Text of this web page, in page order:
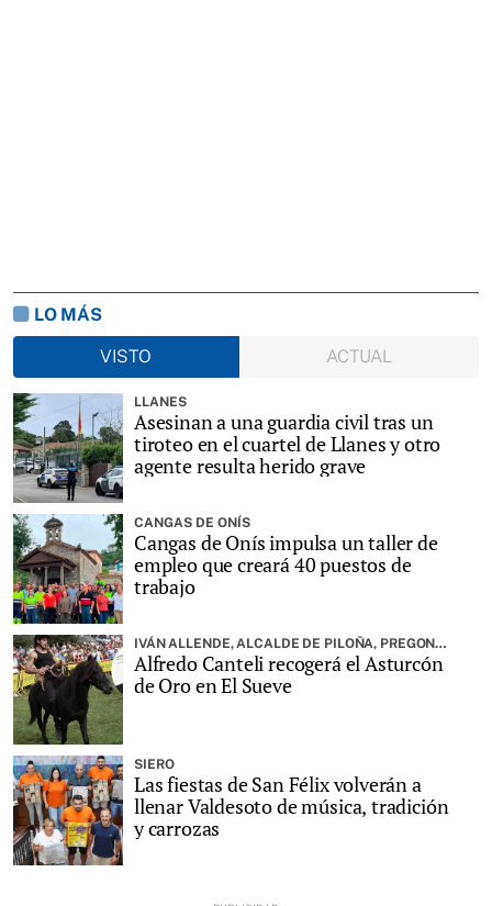
LO MÁS
VISTO
ACTUAL
LLANES
Asesinan a una guardia civil tras un
tiroteo en el cuartel de Llanes y otro
agente resulta herido grave
CANGAS DE ONÍS
Cangas de Onís impulsa un taller de
empleo que creará 40 puestos de
trabajo
IVÁN ALLENDE, ALCALDE DE PILOÑA, PREGONARÁ LA FIESTA
Alfredo Canteli recogerá el Asturcón
de Oro en El Sueve
SIERO
Las fiestas de San Félix volverán a
llenar Valdesoto de música, tradición
y carrozas